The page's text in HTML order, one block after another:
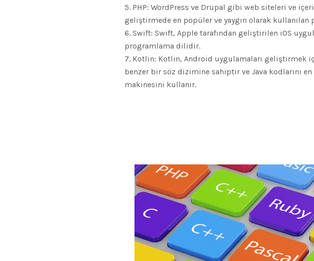
PHP: WordPress ve Drupal gibi web siteleri ve
geliştirmede en popüler ve yaygın olarak
Swift: Swift, Apple tarafından geliştirilen iOS
programlama dilidir.
Kotlin: Kotlin, Android uygulamaları geliştirmek
benzer bir söz dizimine sahiptir ve Java kodlarını
makinesini kullanır.